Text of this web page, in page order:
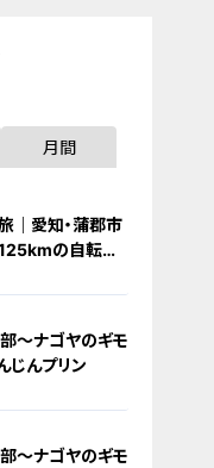
月間
｜愛知・蒲郡市
125kmの自転車
部～ナゴヤのギモ
じんプリン
部～ナゴヤのギモ